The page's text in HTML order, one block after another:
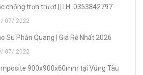
chống trơn trượt || LH: 0353842797
07/ 2022
Su Phản Quang | Giá Rẻ Nhất 2026
07/ 2022
900x900x60mm tại Vũng Tàu